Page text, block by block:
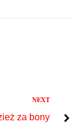
NEXT
za bony